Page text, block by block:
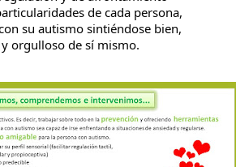
de cada persona,
su autismo sintiéndose bien,
orgulloso de sí mismo.